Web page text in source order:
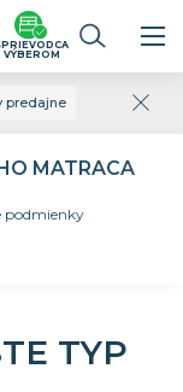
predajne
VÝBEROM
MATRACA
podmienky
TYP